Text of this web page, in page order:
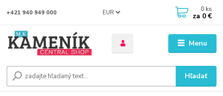
Menu
EUR
Hľadať
+421 940 949 000 0 ks
za 0 €